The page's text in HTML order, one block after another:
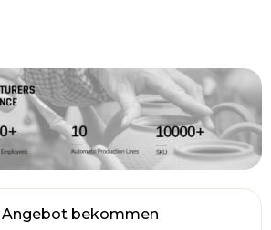
Angebot bekommen